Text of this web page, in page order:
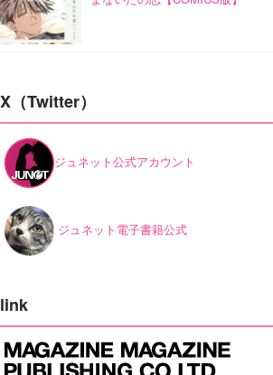
X（Twitter）
ジュネット公式アカウント
ジュネット電子書籍公式
link